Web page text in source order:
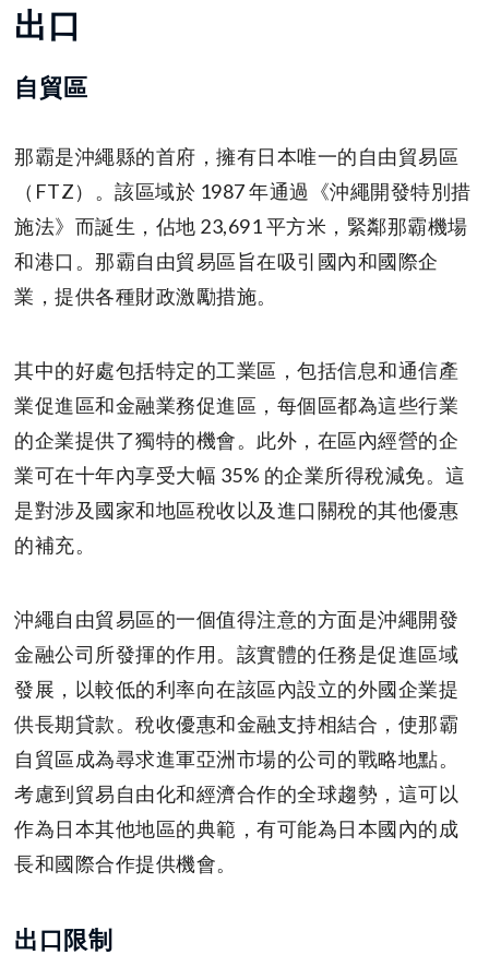
出口
自貿區
那霸是沖繩縣的首府，擁有日本唯一的自由貿易區
（FTZ）。該區域於 1987 年通過《沖繩開發特別措
施法》而誕生，佔地 23,691 平方米，緊鄰那霸機場
和港口。那霸自由貿易區旨在吸引國內和國際企
業，提供各種財政激勵措施。
其中的好處包括特定的工業區，包括信息和通信產
業促進區和金融業務促進區，每個區都為這些行業
的企業提供了獨特的機會。此外，在區內經營的企
業可在十年內享受大幅 35% 的企業所得稅減免。這
是對涉及國家和地區稅收以及進口關稅的其他優惠
的補充。
沖繩自由貿易區的一個值得注意的方面是沖繩開發
金融公司所發揮的作用。該實體的任務是促進區域
發展，以較低的利率向在該區內設立的外國企業提
供長期貸款。稅收優惠和金融支持相結合，使那霸
自貿區成為尋求進軍亞洲市場的公司的戰略地點。
考慮到貿易自由化和經濟合作的全球趨勢，這可以
作為日本其他地區的典範，有可能為日本國內的成
長和國際合作提供機會。
出口限制